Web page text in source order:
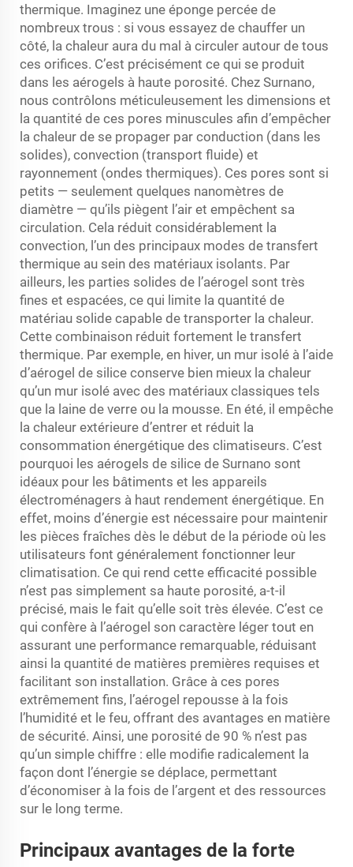
thermique. Imaginez une éponge percée de
nombreux trous : si vous essayez de chauffer un
côté, la chaleur aura du mal à circuler autour de tous
ces orifices. C’est précisément ce qui se produit
dans les aérogels à haute porosité. Chez Surnano,
nous contrôlons méticuleusement les dimensions et
la quantité de ces pores minuscules afin d’empêcher
la chaleur de se propager par conduction (dans les
solides), convection (transport fluide) et
rayonnement (ondes thermiques). Ces pores sont si
petits — seulement quelques nanomètres de
diamètre — qu’ils piègent l’air et empêchent sa
circulation. Cela réduit considérablement la
convection, l’un des principaux modes de transfert
thermique au sein des matériaux isolants. Par
ailleurs, les parties solides de l’aérogel sont très
fines et espacées, ce qui limite la quantité de
matériau solide capable de transporter la chaleur.
Cette combinaison réduit fortement le transfert
thermique. Par exemple, en hiver, un mur isolé à l’aide
d’aérogel de silice conserve bien mieux la chaleur
qu’un mur isolé avec des matériaux classiques tels
que la laine de verre ou la mousse. En été, il empêche
la chaleur extérieure d’entrer et réduit la
consommation énergétique des climatiseurs. C’est
pourquoi les aérogels de silice de Surnano sont
idéaux pour les bâtiments et les appareils
électroménagers à haut rendement énergétique. En
effet, moins d’énergie est nécessaire pour maintenir
les pièces fraîches dès le début de la période où les
utilisateurs font généralement fonctionner leur
climatisation. Ce qui rend cette efficacité possible
n’est pas simplement sa haute porosité, a-t-il
précisé, mais le fait qu’elle soit très élevée. C’est ce
qui confère à l’aérogel son caractère léger tout en
assurant une performance remarquable, réduisant
ainsi la quantité de matières premières requises et
facilitant son installation. Grâce à ces pores
extrêmement fins, l’aérogel repousse à la fois
l’humidité et le feu, offrant des avantages en matière
de sécurité. Ainsi, une porosité de 90 % n’est pas
qu’un simple chiffre : elle modifie radicalement la
façon dont l’énergie se déplace, permettant
d’économiser à la fois de l’argent et des ressources
sur le long terme.
Principaux avantages de la forte